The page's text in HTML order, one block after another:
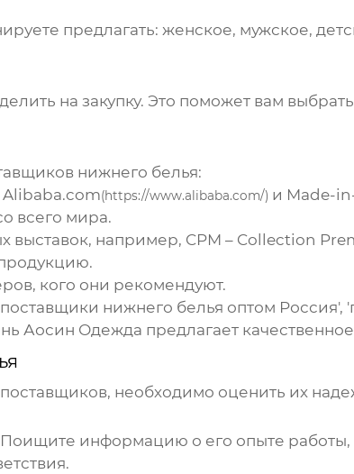
предлагать: женское, мужское,
на закупку. Это поможет вам выбрать
нижнего белья:
Alibaba.com(https://www.alibaba.com/) и Made-
всего мира.
например, CPM – Collection
кого они рекомендуют.
поставщики нижнего белья оптом Россия', '
Аосин Одежда предлагает качественное
поставщиков, необходимо оценить их
информацию о его опыте работы,